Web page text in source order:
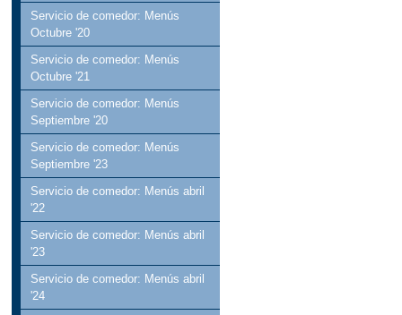
Servicio de comedor: Menús
Octubre '20
Servicio de comedor: Menús
Octubre '21
Servicio de comedor: Menús
Septiembre '20
Servicio de comedor: Menús
Septiembre '23
Servicio de comedor: Menús abril
'22
Servicio de comedor: Menús abril
'23
Servicio de comedor: Menús abril
'24